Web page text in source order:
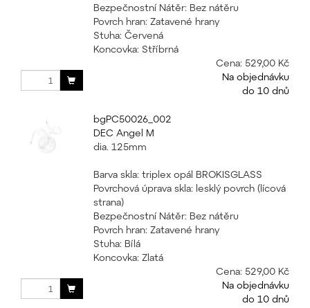
Bezpečnostní Nátěr: Bez nátěru
Povrch hran: Zatavené hrany
Stuha: Červená
Koncovka: Stříbrná
Cena: 529,00 Kč
Na objednávku
do 10 dnů
bgPC50026_002
DEC Angel M
dia. 125mm
Barva skla: triplex opál BROKISGLASS
Povrchová úprava skla: lesklý povrch (lícová
strana)
Bezpečnostní Nátěr: Bez nátěru
Povrch hran: Zatavené hrany
Stuha: Bílá
Koncovka: Zlatá
Cena: 529,00 Kč
Na objednávku
do 10 dnů